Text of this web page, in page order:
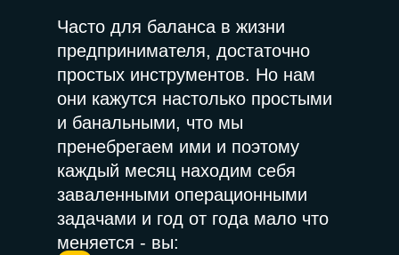
Часто для баланса в жизни
предпринимателя, достаточно
простых инструментов. Но нам
они кажутся настолько простыми
и банальными, что мы
пренебрегаем ими и поэтому
каждый месяц находим себя
заваленными операционными
задачами и год от года мало что
меняется - вы: